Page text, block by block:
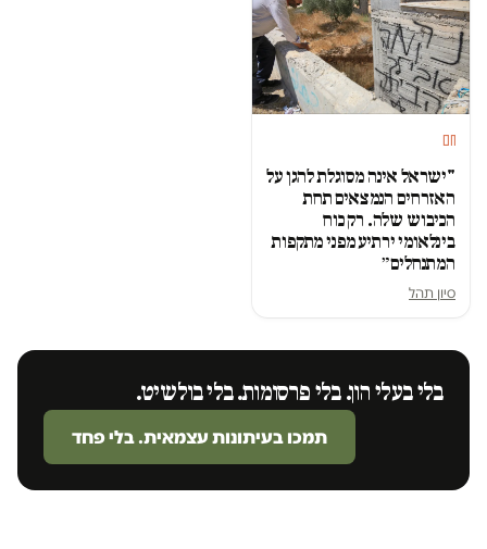
חם
"ישראל אינה מסוגלת להגן על
האזרחים הנמצאים תחת
הכיבוש שלה. רק כוח
בינלאומי ירתיע מפני מתקפות
המתנחלים״
סיון תהל
בלי בעלי הון. בלי פרסומות. בלי בולשיט.
תמכו בעיתונות עצמאית. בלי פחד